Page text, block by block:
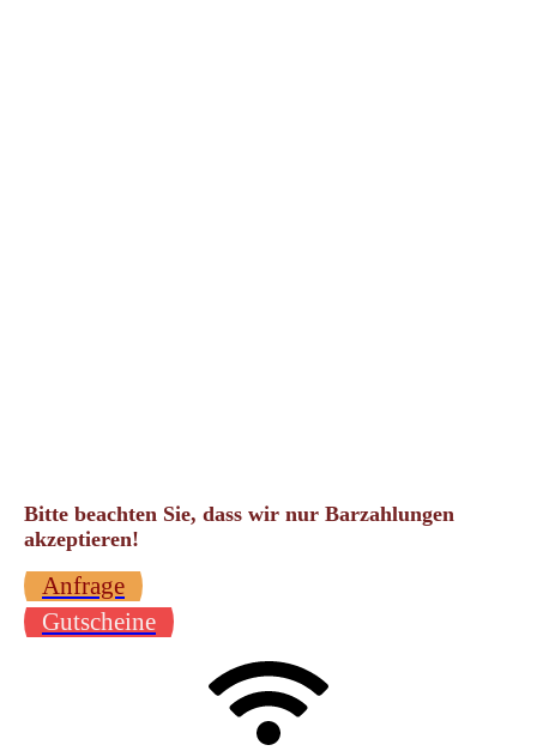
Bitte beachten Sie, dass wir nur Barzahlungen
akzeptieren!
Anfrage
Gutscheine